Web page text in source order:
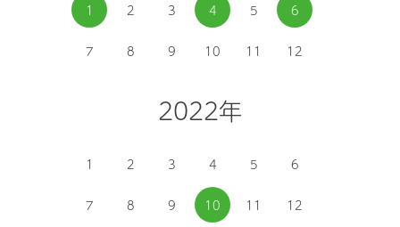
1 2 3 4 5 6
7 8 9 10 11 12
2022年
1 2 3 4 5 6
7 8 9 10 11 12